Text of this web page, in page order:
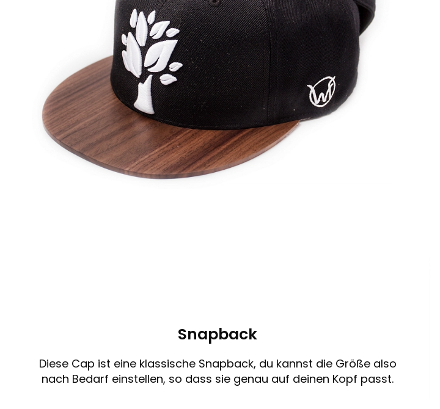
Snapback
Diese Cap ist eine klassische Snapback, du kannst die Größe also
nach Bedarf einstellen, so dass sie genau auf deinen Kopf passt.